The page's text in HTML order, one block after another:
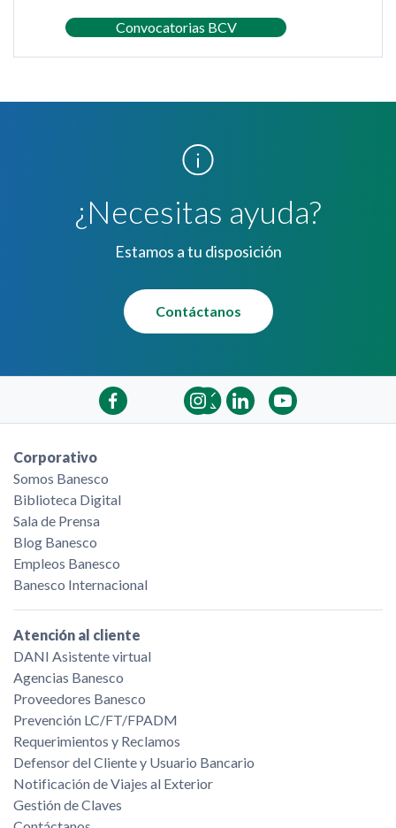
Convocatorias BCV
¿Necesitas ayuda?
Estamos a tu disposición
Contáctanos
Corporativo
Somos Banesco
Biblioteca Digital
Sala de Prensa
Blog Banesco
Empleos Banesco
Banesco Internacional
Atención al cliente
DANI Asistente virtual
Agencias Banesco
Proveedores Banesco
Prevención LC/FT/FPADM
Requerimientos y Reclamos
Defensor del Cliente y Usuario Bancario
Notificación de Viajes al Exterior
Gestión de Claves